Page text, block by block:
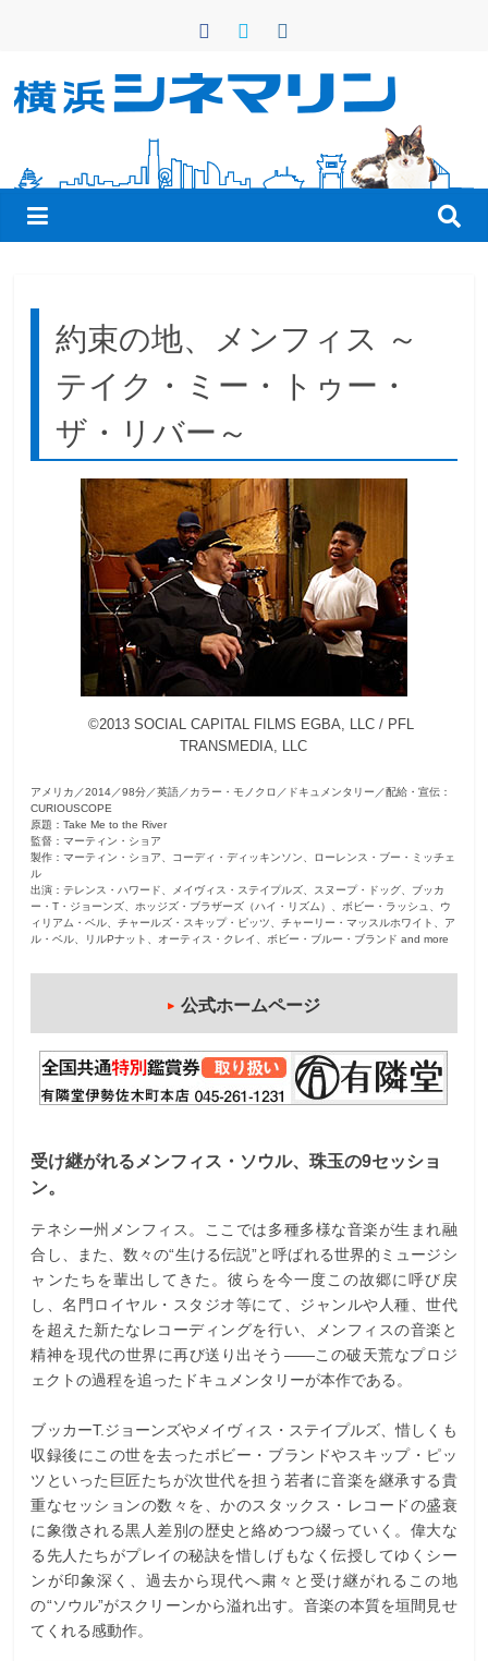
ン
横
浜
シ
ネ
マ
リ
約束の地、メンフィス ～
テイク・ミー・トゥー・
ザ・リバー～
©2013 SOCIAL CAPITAL FILMS EGBA, LLC / PFL
TRANSMEDIA, LLC
アメリカ／2014／98分／英語／カラー・モノクロ／ドキュメンタリー／配給・宣伝：
CURIOUSCOPE
原題：Take Me to the River
監督：マーティン・ショア
製作：マーティン・ショア、コーディ・ディッキンソン、ローレンス・ブー・ミッチェ
ル
出演：テレンス・ハワード、メイヴィス・ステイプルズ、スヌープ・ドッグ、ブッカ
ー・T・ジョーンズ、ホッジズ・ブラザーズ（ハイ・リズム）、ボビー・ラッシュ、ウ
ィリアム・ベル、チャールズ・スキップ・ピッツ、チャーリー・マッスルホワイト、ア
ル・ベル、リルPナット、オーティス・クレイ、ボビー・ブルー・ブランド and more
公式ホームページ
受け継がれるメンフィス・ソウル、珠玉の9セッショ
ン。
テネシー州メンフィス。ここでは多種多様な音楽が生まれ融
合し、また、数々の“生ける伝説”と呼ばれる世界的ミュージシ
ャンたちを輩出してきた。彼らを今一度この故郷に呼び戻
し、名門ロイヤル・スタジオ等にて、ジャンルや人種、世代
を超えた新たなレコーディングを行い、メンフィスの音楽と
精神を現代の世界に再び送り出そう――この破天荒なプロジ
ェクトの過程を追ったドキュメンタリーが本作である。
ブッカーT.ジョーンズやメイヴィス・ステイプルズ、惜しくも
収録後にこの世を去ったボビー・ブランドやスキップ・ピッ
ツといった巨匠たちが次世代を担う若者に音楽を継承する貴
重なセッションの数々を、かのスタックス・レコードの盛衰
に象徴される黒人差別の歴史と絡めつつ綴っていく。偉大な
る先人たちがプレイの秘訣を惜しげもなく伝授してゆくシー
ンが印象深く、過去から現代へ粛々と受け継がれるこの地
の“ソウル”がスクリーンから溢れ出す。音楽の本質を垣間見せ
てくれる感動作。